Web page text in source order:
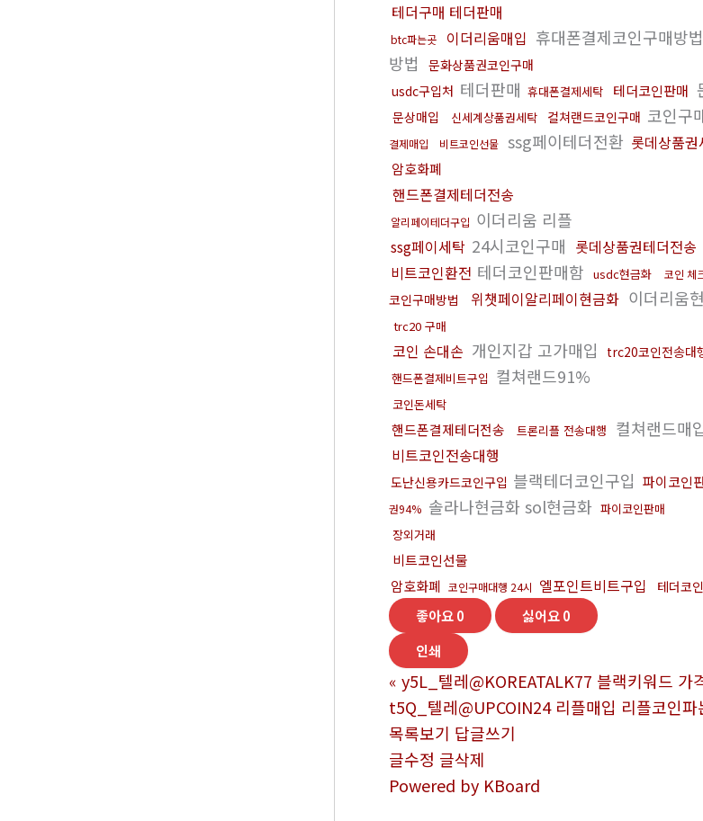
테더구매 테더판매
btc파는곳 이더리움매입 휴대폰결제코인구매방법
방법
문화상품권코인구매
usdc구입처 테더판매 휴대폰결제세탁 테더코인판매
문상매입 신세계상품권세탁 컬쳐랜드코인구매 코인구
결제매입
비트코인선물 ssg페이테더전환 롯데상품권
암호화폐
핸드폰결제테더전송
알리페이테더구입 이더리움 리플
ssg페이세탁 24시코인구매 롯데상품권테더전송
비트코인환전 테더코인판매함 usdc현금화 코인 체
코인구매방법
위챗페이알리페이현금화 이더리움
trc20 구매
코인 손대손 개인지갑 고가매입 trc20코인전송대
핸드폰결제비트구입 컬쳐랜드91%
코인돈세탁
핸드폰결제테더전송 트론리플 전송대행 컬쳐랜드매
비트코인전송대행
도난신용카드코인구입 블랙테더코인구입 파이코인
권94% 솔라나현금화 sol현금화 파이코인판매
장외거래
비트코인선물
암호화폐 코인구매대행 24시 엘포인트비트구입 테더코
좋아요0 싫어요0
인쇄
« y5L_텔레@KOREATALK77 블랙키워드 가
t5Q_텔레@UPCOIN24 리플매입 리플코인
목록보기 답글쓰기
글수정 글삭제
Powered by KBoard